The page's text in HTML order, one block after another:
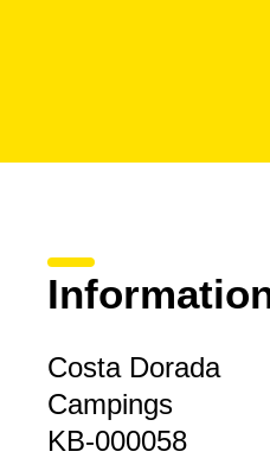
Costa Dorada
Campings
KB-000058